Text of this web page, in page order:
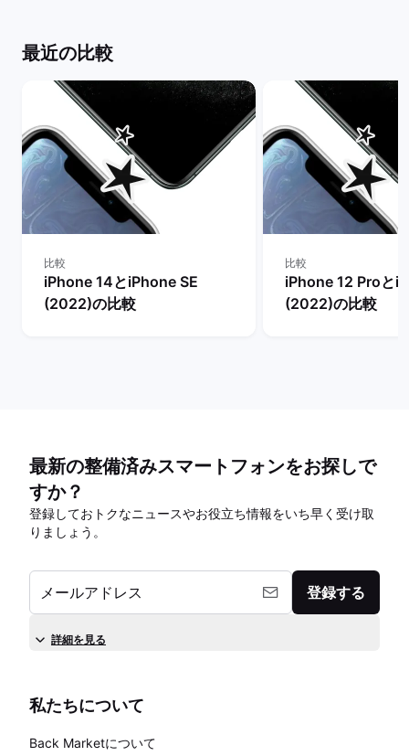
最近の比較
比較
iPhone 14とiPhone SE
(2022)の比較
比較
iPhone 12 Proと
(2022)の比較
最新の整備済みスマートフォンをお探しで
すか？
登録しておトクなニュースやお役立ち情報をいち早く受け取
りましょう。
メールアドレス 登録する
詳細を見る
私たちについて
Back Marketについて